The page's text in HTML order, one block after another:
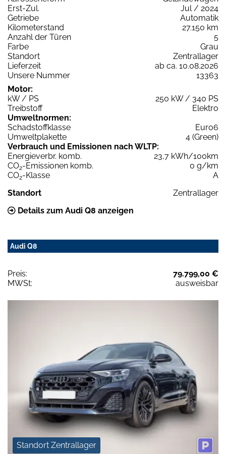
Erst-Zul.
Jul / 2024
Getriebe
Automatik
Kilometerstand
27.150 km
Anzahl der Türen
5
Farbe
Grau
Standort
Zentrallager
Lieferzeit
ab ca. 10.08.2026
Unsere Nummer
13363
Motor:
kW / PS
250 kW / 340 PS
Treibstoff
Elektro
Umweltnormen:
Schadstoffklasse
Euro6
Umweltplakette
4 (Green)
Verbrauch und Emissionen nach WLTP:
Energieverbr. komb.
23,7 kWh/100km
CO2-Emissionen komb.
0 g/km
CO2-Klasse
A
Standort
Zentrallager
Details zum Audi Q8 anzeigen
Audi Q8
Preis:
79.799,00 €
MWSt:
ausweisbar
Standort Zentrallager